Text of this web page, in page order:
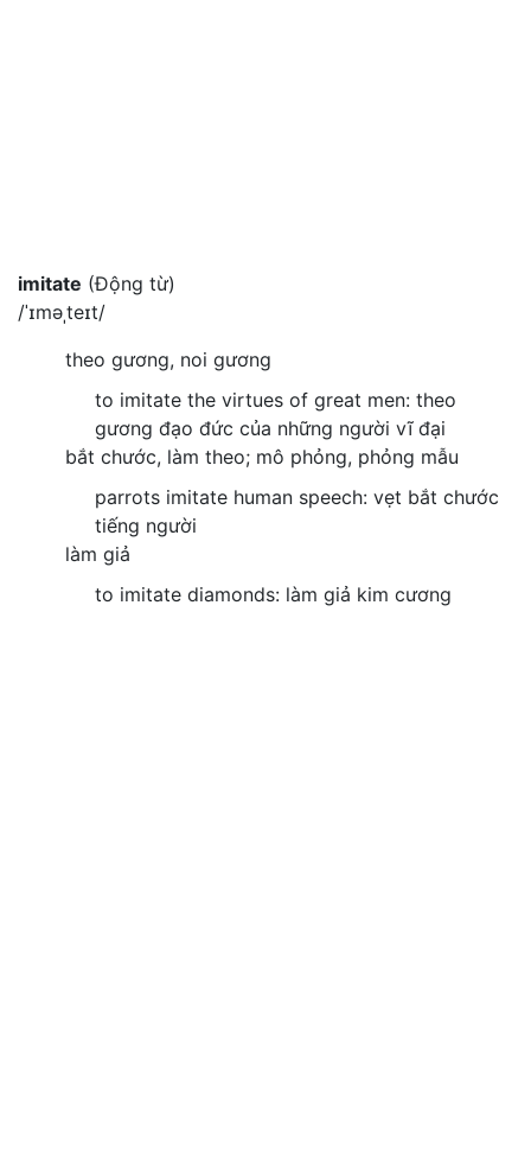
imitate (Động từ)
/ˈɪməˌteɪt/
theo gương, noi gương
to imitate the virtues of great men: theo
gương đạo đức của những người vĩ đại
bắt chước, làm theo; mô phỏng, phỏng mẫu
parrots imitate human speech: vẹt bắt chước
tiếng người
làm giả
to imitate diamonds: làm giả kim cương